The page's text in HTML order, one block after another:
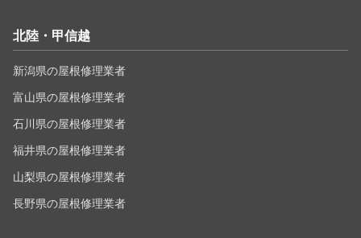
北陸・甲信越
新潟県の屋根修理業者
富山県の屋根修理業者
石川県の屋根修理業者
福井県の屋根修理業者
山梨県の屋根修理業者
長野県の屋根修理業者